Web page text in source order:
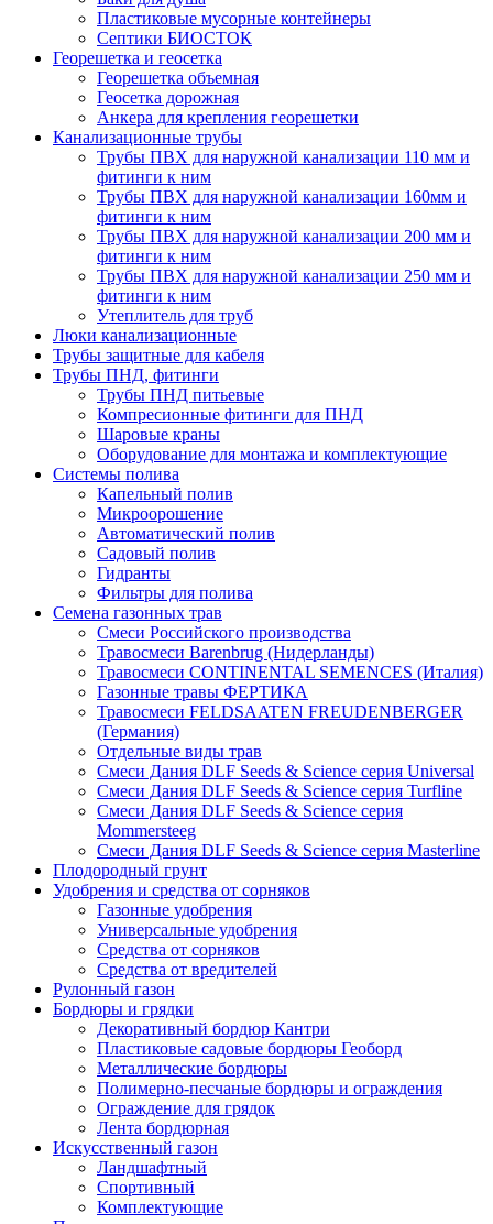
Пластиковые мусорные контейнеры
Септики БИОСТОК
Георешетка и геосетка
Георешетка объемная
Геосетка дорожная
Анкера для крепления георешетки
Канализационные трубы
Трубы ПВХ для наружной канализации 110 мм и
фитинги к ним
Трубы ПВХ для наружной канализации 160мм и
фитинги к ним
Трубы ПВХ для наружной канализации 200 мм и
фитинги к ним
Трубы ПВХ для наружной канализации 250 мм и
фитинги к ним
Утеплитель для труб
Люки канализационные
Трубы защитные для кабеля
Трубы ПНД, фитинги
Трубы ПНД питьевые
Компресионные фитинги для ПНД
Шаровые краны
Оборудование для монтажа и комплектующие
Системы полива
Капельный полив
Микроорошение
Автоматический полив
Садовый полив
Гидранты
Фильтры для полива
Семена газонных трав
Смеси Российского производства
Травосмеси Barenbrug (Нидерланды)
Травосмеси CONTINENTAL SEMENCES (Италия)
Газонные травы ФЕРТИКА
Травосмеси FELDSAATEN FREUDENBERGER
(Германия)
Отдельные виды трав
Смеси Дания DLF Seeds & Sciеnce серия Universal
Смеси Дания DLF Seeds & Sciеnce серия Turfline
Смеси Дания DLF Seeds & Sciеnce серия
Mommersteeg
Смеси Дания DLF Seeds & Sciеnce серия Masterline
Плодородный грунт
Удобрения и средства от сорняков
Газонные удобрения
Универсальные удобрения
Средства от сорняков
Средства от вредителей
Рулонный газон
Бордюры и грядки
Декоративный бордюр Кантри
Пластиковые садовые бордюры Геоборд
Металлические бордюры
Полимерно-песчаные бордюры и ограждения
Ограждение для грядок
Лента бордюрная
Искусственный газон
Ландшафтный
Спортивный
Комплектующие